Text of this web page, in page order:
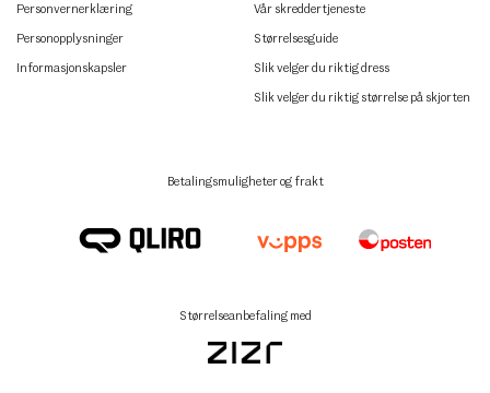
Personvernerklæring
Personopplysninger
Informasjonskapsler
Vår skreddertjeneste
Størrelsesguide
Slik velger du riktig dress
Slik velger du riktig størrelse på skjorten
Betalingsmuligheter og frakt
Størrelseanbefaling med